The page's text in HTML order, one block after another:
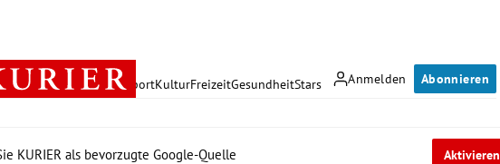
Anmelden Abonnieren
PolitikWirtschaft SportKulturFreizeitGesundheitStars
KURIER als bevorzugte Google-Quelle Aktivieren